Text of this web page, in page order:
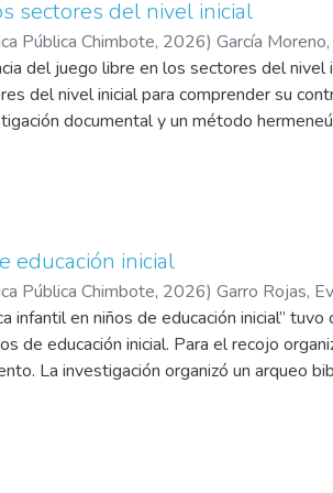
sectores del nivel inicial
Pública Chimbote, 2026) García
del juego libre en los sectores del nivel
del nivel inicial para comprender su
documental y un método
del nivel inicial constituye un eje
físicas, cognitivas,
explorar, experimentar y
del aula y la diversidad de materiales
emocional, resolución de
educación inicial
Pública Chimbote, 2026) Garro Rojas,
infantil en niños de educación inicial”
de educación inicial. Para el recojo
La investigación organizó un arqueo